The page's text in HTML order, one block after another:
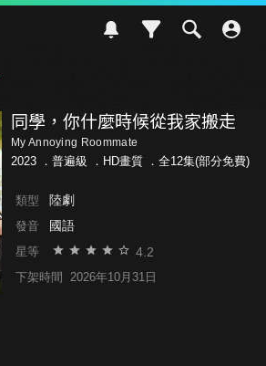
同學，你什麼時候從我家搬走
My Annoying Roommate
2023 ． 普遍級 ．HD畫質 ．全12集(部分免費)
類型 陸劇
發音 國語
星等 4.2
下架時間 2026年10月31日